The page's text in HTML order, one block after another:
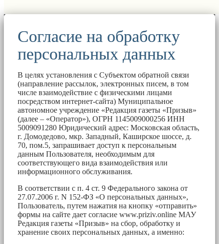
Согласие на обработку
персональных данных
В целях установления с Субъектом обратной связи
(направление рассылок, электронных писем, в том
числе взаимодействие с физическими лицами
посредством интернет-сайта) Муниципальное
автономное учреждение «Редакция газеты «Призыв»
(далее – «Оператор»), ОГРН 1145009000256 ИНН
5009091280 Юридический адрес: Московская область,
г. Домодедово, мкр. Западный, Каширское шоссе, д.
70, пом.5, запрашивает доступ к персональным
данным Пользователя, необходимым для
соответствующего вида взаимодействия или
информационного обслуживания.
В соответствии с п. 4 ст. 9 Федерального закона от
27.07.2006 г. N 152-ФЗ «О персональных данных»,
Пользователь, путем нажатия на кнопку «отправить»
формы на сайте дает согласие www.priziv.online МАУ
Редакция газеты «Призыв» на сбор, обработку и
хранение своих персональных данных, а именно: